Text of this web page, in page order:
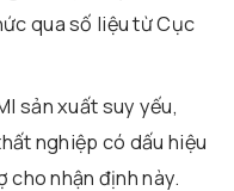
qua số liệu từ Cục
sản xuất suy yếu,
nghiệp có dấu hiệu
cho nhận định này.